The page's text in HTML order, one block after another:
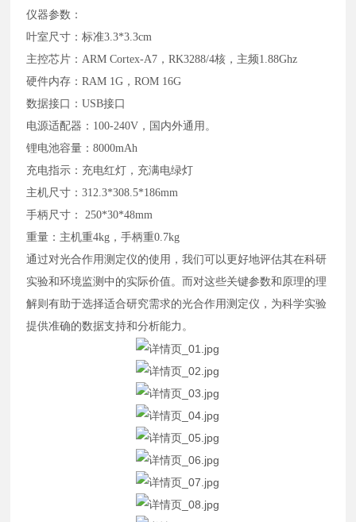
仪器参数：
叶室尺寸：标准3.3*3.3cm
主控芯片：ARM Cortex-A7，RK3288/4核，主频1.88Ghz
硬件内存：RAM 1G，ROM 16G
数据接口：USB接口
电源适配器：100-240V，国内外通用。
锂电池容量：8000mAh
充电指示：充电红灯，充满电绿灯
主机尺寸：312.3*308.5*186mm
手柄尺寸： 250*30*48mm
重量：主机重4kg，手柄重0.7kg
通过对光合作用测定仪的使用，我们可以更好地评估其在科研
实验和环境监测中的实际价值。而对这些关键参数和原理的理
解则有助于选择适合研究需求的光合作用测定仪，为科学实验
提供准确的数据支持和分析能力。